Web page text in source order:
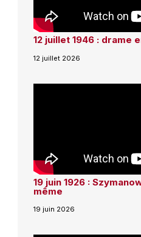
12 juillet 1946 : drame
12 juillet 2026
19 juin 1926 :
même
19 juin 2026